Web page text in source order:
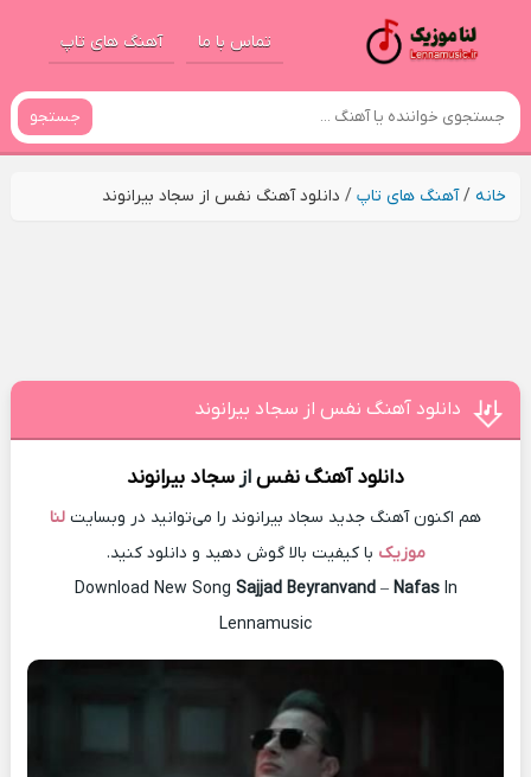
تماس با ما آهنگ های تاپ
جستجو
خانه/آهنگ های تاپ/ دانلود آهنگ نفس از سجاد بیرانوند
دانلود آهنگ نفس از سجاد بیرانوند
دانلود آهنگنفسازسجاد بیرانوند
هم اکنون آهنگ جدید سجاد بیرانوند را می‌توانید در وبسایت لنا
موزیک با کیفیت بالا گوش دهید و دانلود کنید.
Download New Song Sajjad Beyranvand– NafasIn
Lennamusic